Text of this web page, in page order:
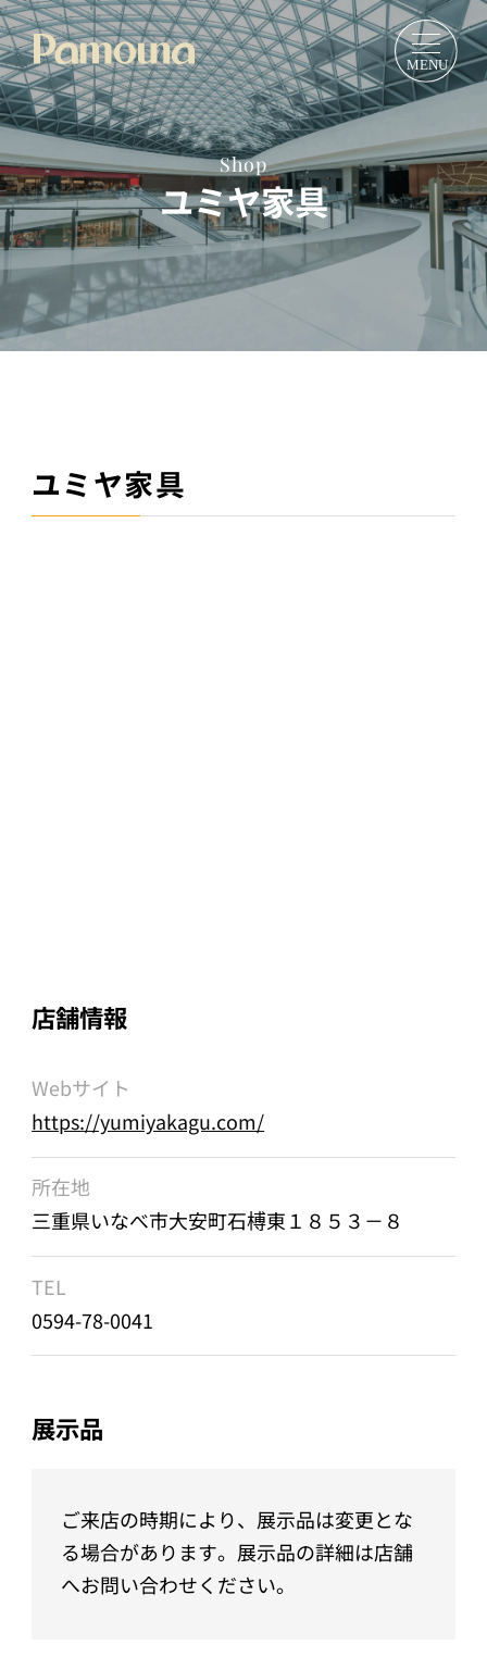
Shop
ユミヤ家具
ユミヤ家具
店舗情報
Webサイト
https://yumiyakagu.com/
所在地
三重県いなべ市大安町石榑東１８５３－８
TEL
0594-78-0041
展示品
ご来店の時期により、展示品は変更とな
る場合があります。展示品の詳細は店舗
へお問い合わせください。